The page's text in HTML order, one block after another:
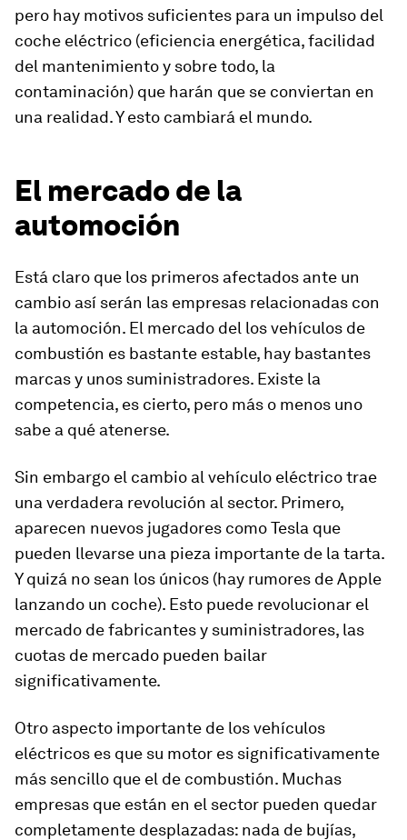
pero hay motivos suficientes para un impulso del
coche eléctrico (eficiencia energética, facilidad
del mantenimiento y sobre todo, la
contaminación) que harán que se conviertan en
una realidad. Y esto cambiará el mundo.
El mercado de la
automoción
Está claro que los primeros afectados ante un
cambio así serán las empresas relacionadas con
la automoción. El mercado del los vehículos de
combustión es bastante estable, hay bastantes
marcas y unos suministradores. Existe la
competencia, es cierto, pero más o menos uno
sabe a qué atenerse.
Sin embargo el cambio al vehículo eléctrico trae
una verdadera revolución al sector. Primero,
aparecen nuevos jugadores como Tesla que
pueden llevarse una pieza importante de la tarta.
Y quizá no sean los únicos (hay rumores de Apple
lanzando un coche). Esto puede revolucionar el
mercado de fabricantes y suministradores, las
cuotas de mercado pueden bailar
significativamente.
Otro aspecto importante de los vehículos
eléctricos es que su motor es significativamente
más sencillo que el de combustión. Muchas
empresas que están en el sector pueden quedar
completamente desplazadas: nada de bujías,